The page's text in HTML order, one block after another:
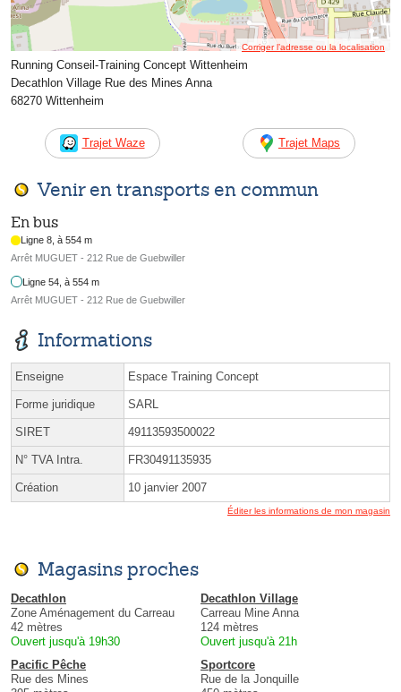
Corriger l’adresse ou la localisation
Running Conseil-Training Concept Wittenheim
Decathlon Village Rue des Mines Anna
68270 Wittenheim
Trajet Waze Trajet Maps
Venir en transports en commun
En bus
Ligne 8, à 554 m
Arrêt MUGUET - 212 Rue de Guebwiller
Ligne 54, à 554 m
Arrêt MUGUET - 212 Rue de Guebwiller
Informations
Enseigne Espace Training Concept
Forme juridique SARL
SIRET 49113593500022
N° TVA Intra. FR30491135935
Création 10 janvier 2007
Éditer les informations de mon magasin
Magasins proches
Decathlon
Zone Aménagement du Carreau
42 mètres
Ouvert jusqu'à 19h30
Decathlon Village
Carreau Mine Anna
124 mètres
Ouvert jusqu'à 21h
Pacific Pêche
Rue des Mines
Sportcore
Rue de la Jonquille